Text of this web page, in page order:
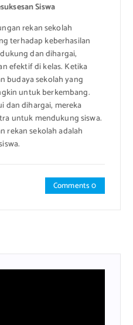
Siswa
rekan sekolah
terhadap keberhasilan
dan dihargai,
efektif di kelas. Ketika
budaya sekolah yang
untuk berkembang.
dan dihargai, mereka
untuk mendukung siswa.
rekan sekolah adalah
Comments 0